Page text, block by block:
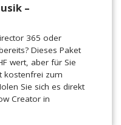
–
365 oder
Dieses Paket
wert, aber für Sie
kostenfrei zum
Sie sich es direkt
Creator in